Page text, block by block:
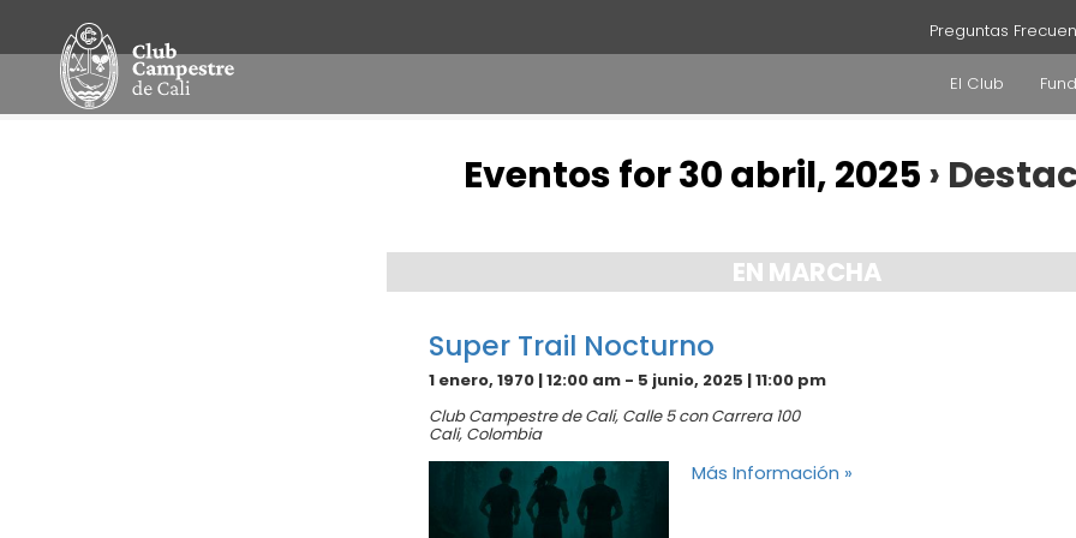
Preguntas
El Club
Eventos for 30 abril, 2025›
EN MARCHA
Super Trail Nocturno
1 enero, 1970 | 12:00 am - 5 junio, 2025 | 11:00 pm
Club Campestre de Cali, Calle 5 con Carrera 100
Cali, Colombia
Más Información »